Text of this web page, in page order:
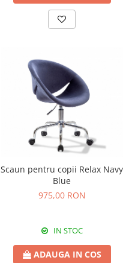
Scaun pentru copii Relax Navy
Blue
975,00 RON
IN STOC
ADAUGA IN COS